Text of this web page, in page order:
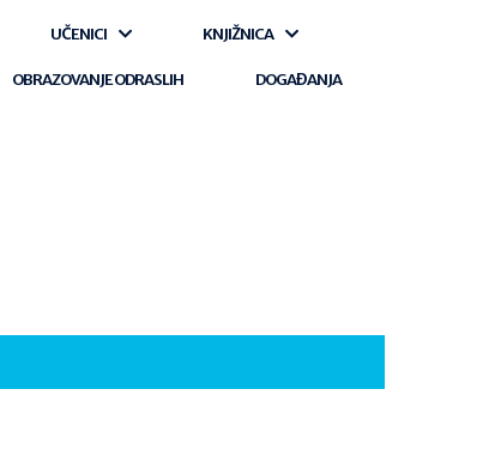
UČENICI KNJIŽNICA
OBRAZOVANJE ODRASLIH DOGAĐANJA